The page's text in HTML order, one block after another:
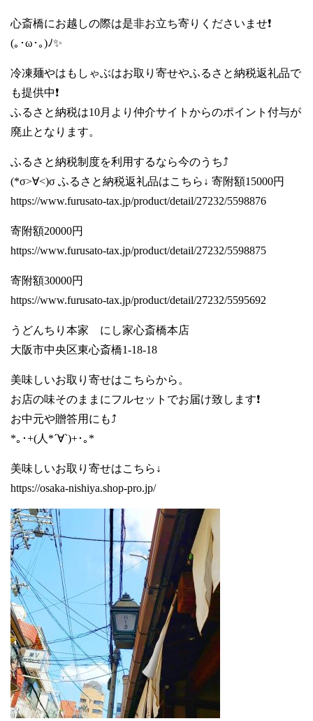
心斎橋にお越しの際は是非お立ち寄りくださいませ❗️
(｡･ω･｡)ﾉ✨
冷凍麺やはもしゃぶはお取り寄せやふるさと納税返礼品で
も提供中❗️
ふるさと納税は10月より仲介サイトからのポイント付与が
廃止となります。
ふるさと納税制度を利用するなら今のうち⤴️
(*σ>∀<)σ ふるさと納税返礼品はこちら↓ 寄附額15000円
https://www.furusato-tax.jp/product/detail/27232/5598876
寄附額20000円
https://www.furusato-tax.jp/product/detail/27232/5598875
寄附額30000円
https://www.furusato-tax.jp/product/detail/27232/5595692
うどんちり本家 にし家心斎橋本店
大阪市中央区東心斎橋1-18-18
美味しいお取り寄せはこちらから。
お店の味そのままにフルセットでお届け致します❗️
お中元や贈答用にも⤴️
*｡･+(人*´∀`)+･｡*
美味しいお取り寄せはこちら↓
https://osaka-nishiya.shop-pro.jp/